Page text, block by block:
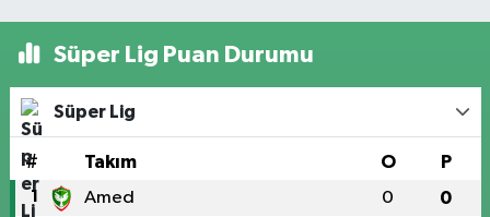
Süper Lig Puan Durumu
Süper Lig
# Takım O P
1 Amed 0 0